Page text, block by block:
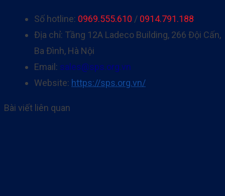
Số hotline: 0969.555.610 / 0914.791.188
Địa chỉ: Tầng 12A Ladeco Building, 266 Đội Cấn,
Ba Đình, Hà Nội
Email: sales@sps.org.vn
Website: https://sps.org.vn/
Bài viết liên quan